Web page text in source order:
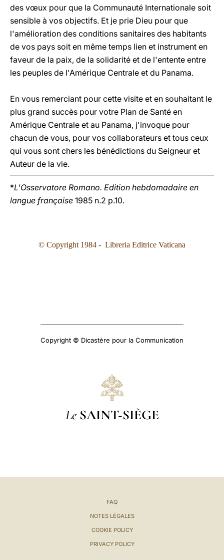
des vœux pour que la Communauté Internationale soit
sensible à vos objectifs. Et je prie Dieu pour que
l'amélioration des conditions sanitaires des habitants
de vos pays soit en même temps lien et instrument en
faveur de la paix, de la solidarité et de l'entente entre
les peuples de l'Amérique Centrale et du Panama.
En vous remerciant pour cette visite et en souhaitant le
plus grand succès pour votre Plan de Santé en
Amérique Centrale et au Panama, j'invoque pour
chacun de vous, pour vos collaborateurs et tous ceux
qui vous sont chers les bénédictions du Seigneur et
Auteur de la vie.
*L'Osservatore Romano. Edition hebdomadaire en
langue française 1985 n.2 p.10.
© Copyright 1984 - Libreria Editrice Vaticana
Copyright © Dicastère pour la Communication
Le SAINT-SIÈGE
FAQ
NOTES LÉGALES
COOKIE POLICY
PRIVACY POLICY